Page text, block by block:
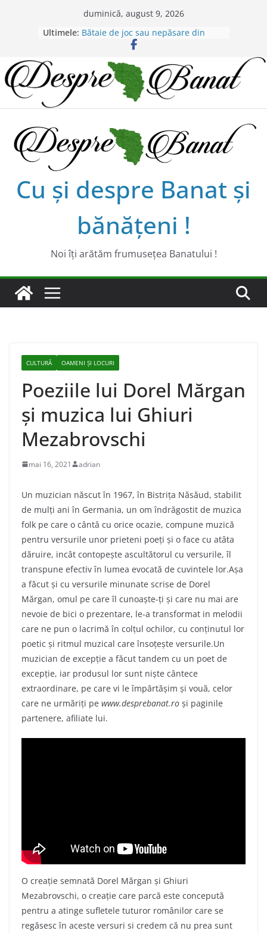
duminică, august 9, 2026
Ultimele:
Chilipiruri pentru micii viticultorii
bănăţeni !
Bătaie de joc sau nepăsare din
Lansarea de carte a lui Alex Murgoi
în Timișoara
Alex Murgoi, un glas al lumii
satului bănățean !
Alexandru Murgoi.
Cu şi despre Banat şi
bănăţeni !
Noi îţi arătăm frumuseţea Banatului !
CULTURĂ OAMENI ȘI LOCURI
Poeziile lui Dorel Mărgan
şi muzica lui Ghiuri
Mezabrovschi
mai 16, 2021 adrian
Un muzician născut în 1967, în Bistriţa Năsăud, stabilit
de mulţi ani în Germania, un om îndrăgostit de muzica
folk pe care o cântâ cu orice ocazie, compune muzică
pentru versurile unor prieteni poeţi şi o face cu atâta
dăruire, incât contopeşte ascultătorul cu versurile, îl
transpune efectiv în lumea evocată de cuvintele lor.Aşa
a făcut şi cu versurile minunate scrise de Dorel
Mărgan, omul pe care îl cunoaşte-ţi şi care nu mai are
nevoie de bici o prezentare, le-a transformat in melodii
care ne pun o lacrimă în colţul ochilor, cu conţinutul lor
poetic şi ritmul muzical care însoţeşte versurile.Un
muzician de excepţie a făcut tandem cu un poet de
excepţie, iar produsul lor sunt nişte cântece
extraordinare, pe care vi le împărtăşim şi vouă, celor
care ne urmăriţi pe www.desprebanat.ro şi paginile
partenere, afiliate lui.
O creaţie semnată Dorel Mărgan şi Ghiuri
Mezabrovschi, o creaţie care parcă este concepută
pentru a atinge sufletele tuturor românilor care se
regăsesc în aceste versuri si credem că nu prea sunt